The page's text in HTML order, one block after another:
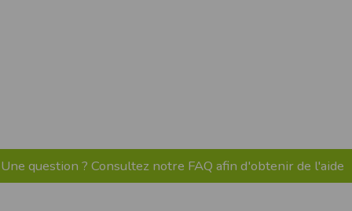
Une question ? Consultez notre FAQ afin d'obtenir de l'aide
de la finalité des cookies.